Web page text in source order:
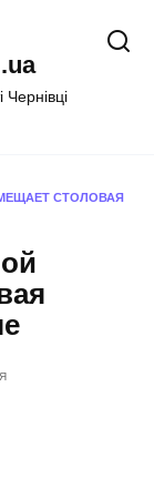
Чернівці
СТОЛОВАЯ